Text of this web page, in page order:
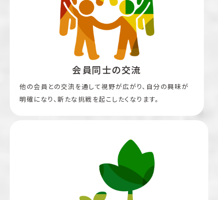
会員同士の交流
他の会員との交流を通して視野が広がり、自分の興味が
明確になり、新たな挑戦を起こしたくなります。